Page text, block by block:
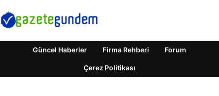
Güncel Haberler Firma Rehberi Forum
Çerez Politikası